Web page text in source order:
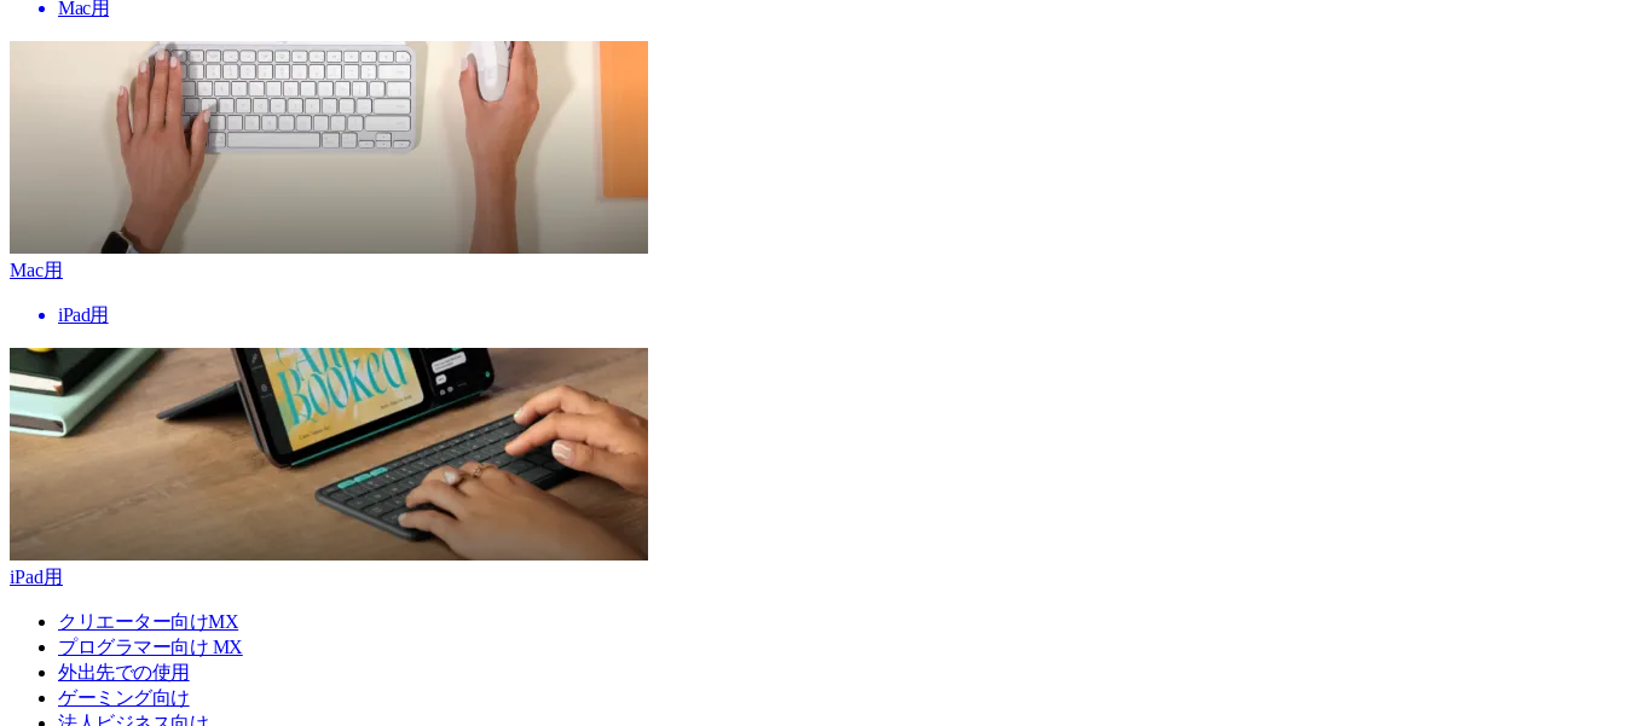
Mac用
Mac用
iPad用
iPad用
クリエーター向けMX
プログラマー向け MX
外出先での使用
ゲーミング向け